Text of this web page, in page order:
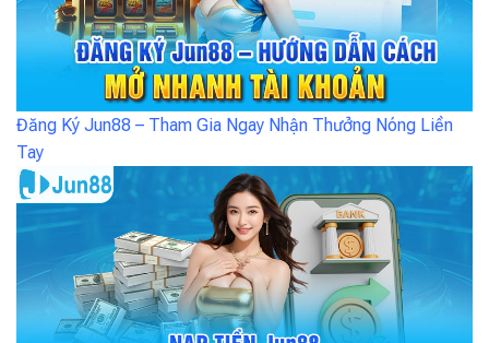
Đăng Ký Jun88 – Tham Gia Ngay Nhận Thưởng Nóng Liền
Tay